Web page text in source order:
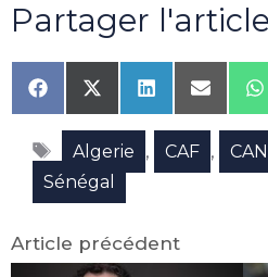
Partager l'article
Share
on
Facebook
Share
on
X
(Twitter)
Share
on
LinkedIn
Share
on
Email
Étiquettes
Algerie , CAF , CAN
Sénégal
Article précédent